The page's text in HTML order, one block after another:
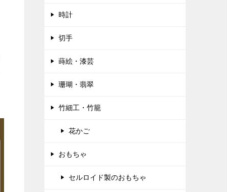
時計
切手
蒔絵・漆芸
珊瑚・翡翠
竹細工・竹籠
花かご
おもちゃ
セルロイド製のおもちゃ